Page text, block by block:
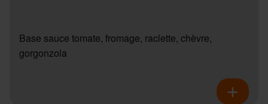
Base sauce tomate, fromage, raclette, chèvre,
gorgonzola